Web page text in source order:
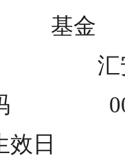
                            基金
日